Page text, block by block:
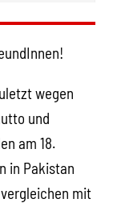
wegen
und
am 18.
in Pakistan
mit